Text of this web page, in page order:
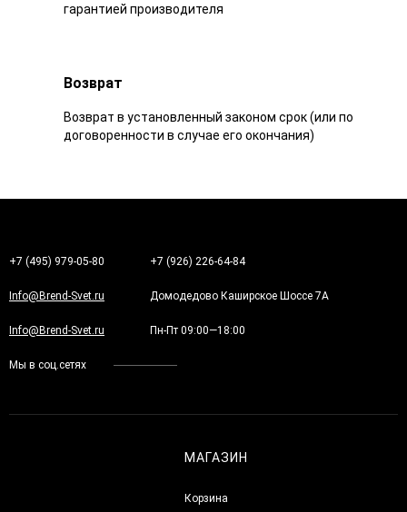
гарантией производителя
Возврат
Возврат в установленный законом срок (или по
договоренности в случае его окончания)
+7 (495) 979-05-80 +7 (926) 226-64-84
Info@Brend-Svet.ru Домодедово Каширское Шоссе 7А
Info@Brend-Svet.ru Пн-Пт 09:00—18:00
Мы в соц.сетях
МАГАЗИН
Корзина